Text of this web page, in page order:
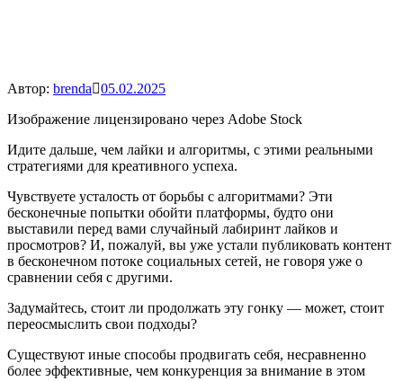
Автор: brenda
05.02.2025
Изображение лицензировано через Adobe Stock
Идите дальше, чем лайки и алгоритмы, с этими реальными
стратегиями для креативного успеха.
Чувствуете усталость от борьбы с алгоритмами? Эти
бесконечные попытки обойти платформы, будто они
выставили перед вами случайный лабиринт лайков и
просмотров? И, пожалуй, вы уже устали публиковать контент
в бесконечном потоке социальных сетей, не говоря уже о
сравнении себя с другими.
Задумайтесь, стоит ли продолжать эту гонку — может, стоит
переосмыслить свои подходы?
Существуют иные способы продвигать себя, несравненно
более эффективные, чем конкуренция за внимание в этом